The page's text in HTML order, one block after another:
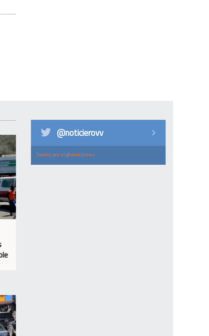
@noticierovv
Tweets por el @noticierovv.